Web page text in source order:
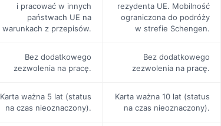
i pracować w innych
państwach UE na
warunkach z przepisów.
rezydenta UE. Mobilność
ograniczona do podróży
w strefie Schengen.
Bez dodatkowego
zezwolenia na pracę.
Bez dodatkowego
zezwolenia na pracę.
Karta ważna 5 lat (status
na czas nieoznaczony).
Karta ważna 10 lat (status
na czas nieoznaczony).